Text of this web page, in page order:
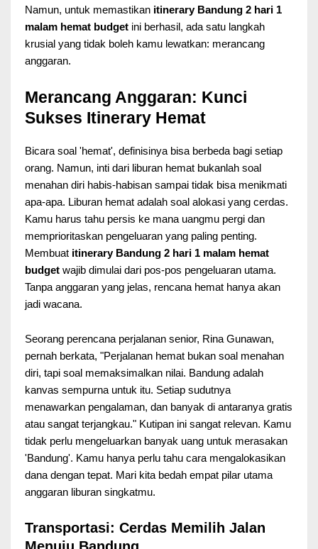
Namun, untuk memastikan itinerary Bandung 2 hari 1
malam hemat budget ini berhasil, ada satu langkah
krusial yang tidak boleh kamu lewatkan: merancang
anggaran.
Merancang Anggaran: Kunci
Sukses Itinerary Hemat
Bicara soal 'hemat', definisinya bisa berbeda bagi setiap
orang. Namun, inti dari liburan hemat bukanlah soal
menahan diri habis-habisan sampai tidak bisa menikmati
apa-apa. Liburan hemat adalah soal alokasi yang cerdas.
Kamu harus tahu persis ke mana uangmu pergi dan
memprioritaskan pengeluaran yang paling penting.
Membuat itinerary Bandung 2 hari 1 malam hemat
budget wajib dimulai dari pos-pos pengeluaran utama.
Tanpa anggaran yang jelas, rencana hemat hanya akan
jadi wacana.
Seorang perencana perjalanan senior, Rina Gunawan,
pernah berkata, "Perjalanan hemat bukan soal menahan
diri, tapi soal memaksimalkan nilai. Bandung adalah
kanvas sempurna untuk itu. Setiap sudutnya
menawarkan pengalaman, dan banyak di antaranya gratis
atau sangat terjangkau." Kutipan ini sangat relevan. Kamu
tidak perlu mengeluarkan banyak uang untuk merasakan
'Bandung'. Kamu hanya perlu tahu cara mengalokasikan
dana dengan tepat. Mari kita bedah empat pilar utama
anggaran liburan singkatmu.
Transportasi: Cerdas Memilih Jalan